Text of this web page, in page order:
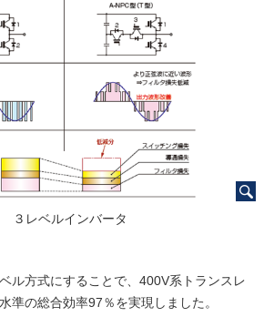
３レベルインバータ
ル方式にすることで、400V系トランスレ
準の総合効率97％を実現しました。